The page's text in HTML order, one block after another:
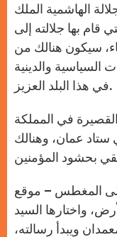
الهاشمية الملك
قام بها جلالته إلى
سيكون هنالك من
والدينية
في هذا البلد العزيز.
في المملكة
ستاد عمان، وهنالك
المغطس – موقع
واختارها السيد
ويبدأ رسالته،